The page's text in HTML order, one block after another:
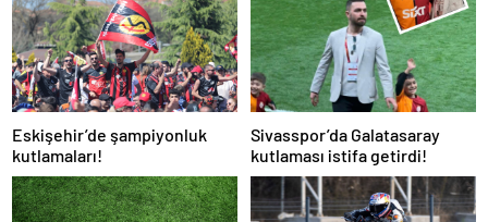
Eskişehir’de şampiyonluk
kutlamaları!
Sivasspor’da Galatasaray
kutlaması istifa getirdi!